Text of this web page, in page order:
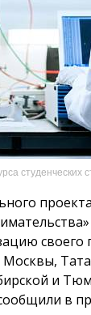
студенческих
своего
и
в